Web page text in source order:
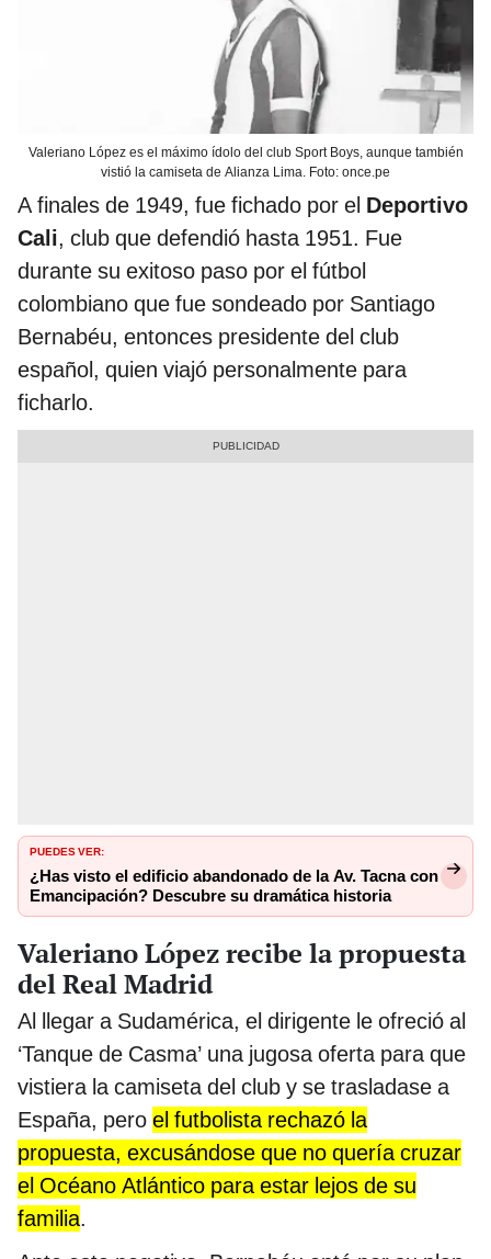
Valeriano López es el máximo ídolo del club Sport Boys, aunque también
vistió la camiseta de Alianza Lima. Foto: once.pe
A finales de 1949, fue fichado por el Deportivo
Cali, club que defendió hasta 1951. Fue
durante su exitoso paso por el fútbol
colombiano que fue sondeado por Santiago
Bernabéu, entonces presidente del club
español, quien viajó personalmente para
ficharlo.
PUEDES VER:
¿Has visto el edificio abandonado de la Av. Tacna con
Emancipación? Descubre su dramática historia
Valeriano López recibe la propuesta
del Real Madrid
Al llegar a Sudamérica, el dirigente le ofreció al
‘Tanque de Casma’ una jugosa oferta para que
vistiera la camiseta del club y se trasladase a
España, pero el futbolista rechazó la
propuesta, excusándose que no quería cruzar
el Océano Atlántico para estar lejos de su
familia.